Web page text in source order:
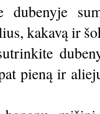
dubenyje
kakavą ir
pieną ir